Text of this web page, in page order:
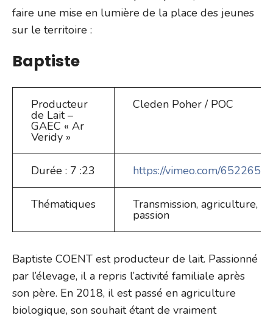
faire une mise en lumière de la place des jeunes
sur le territoire :
Baptiste
Producteur
de Lait –
GAEC « Ar
Veridy »
Cleden Poher / POC
Durée : 7 :23 https://vimeo.com/
Thématiques Transmission, agriculture,
passion
Baptiste COENT est producteur de lait. Passionné
par l’élevage, il a repris l’activité familiale après
son père. En 2018, il est passé en agriculture
biologique, son souhait étant de vraiment